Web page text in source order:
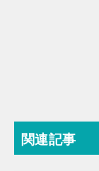
関連記事